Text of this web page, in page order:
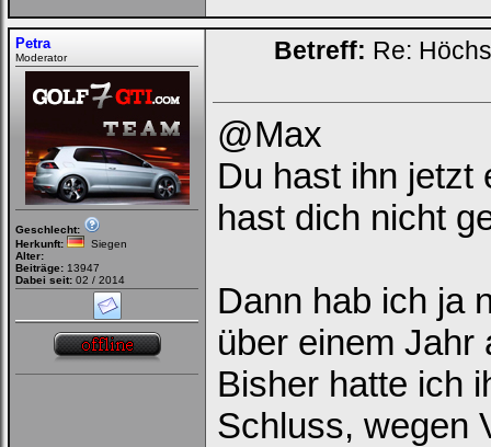
Petra
Moderator
Geschlecht:
Herkunft:
Siegen
Alter:
Beiträge: 13947
Dabei seit: 02 / 2014
Betreff: Re:
@Max
Du hast ihn
hast dich nicht
Dann hab ich ja
über einem Jahr
Bisher hatte ich
Schluss, wegen